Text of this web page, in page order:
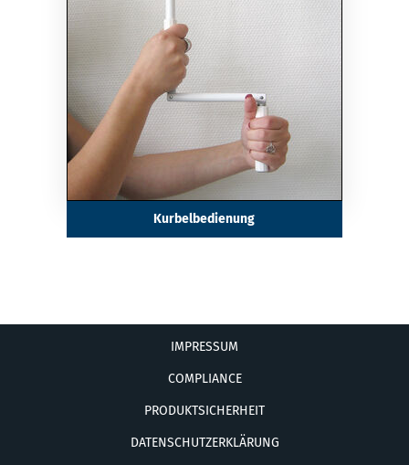
Kurbelbedienung
IMPRESSUM
COMPLIANCE
PRODUKTSICHERHEIT
DATENSCHUTZERKLÄRUNG